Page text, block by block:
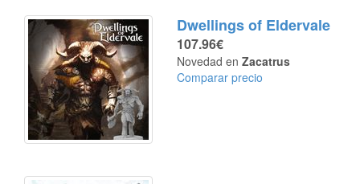
Dwellings of Eldervale
107.96€
Novedad en Zacatrus
Comparar precio